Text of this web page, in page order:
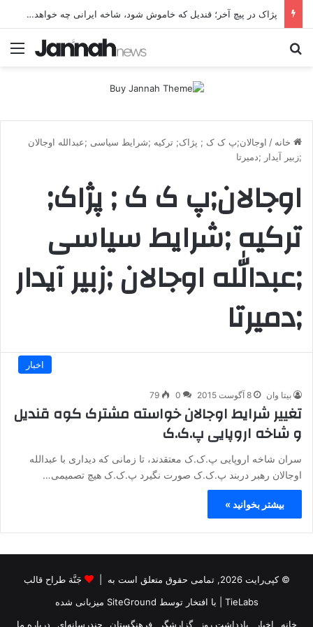
پژاک در پیچ آخر؛ قندیل که خاموش شود، شاخه ایرانی چه خواهد کرد؟
خانه / اوجالان;پ ک ک ; پژاک; ترکیه ;شرایط سیاسی ;عبدالله اوجالان
;زبیر آیدار ;دمیرتا
اوجالان;پ ک ک ; پژاک;
ترکیه ;شرایط سیاسی
;عبدالله اوجالان ;زبیر آیدار
;دمیرتا
اخبار
بیتا وان 8 آگوست 2015 0
79
تغییر شرایط اوجالان خواسته مشترک کوه قندیل
و شاخه اروپایی پ.ک.ک
سران شاخه اروپایی پ.ک.ک معتقدند، تا زمانی که دیداری با عبدالله
اوجالان رهبر دربند پ.ک.ک صورت نگیرد پ.ک.ک هیچ تصمیمی…
بیشتر بخوانید »
© کپی‌رایت 2026, تمامی حقوق متعلق است به |
جَنَّة طراح قالب
TieLabs | با افتخار توسط SiteGround میزبانی شده
خانه
اخبار یادداشت روز گزارشگر فرهنگستان چندرسانه‌ای درباره ما